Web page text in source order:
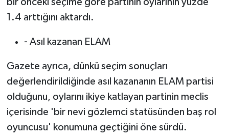
1.4 arttığını aktardı.
- Asıl kazanan ELAM
Gazete ayrıca, dünkü seçim sonuçları
değerlendirildiğinde asıl kazananın ELAM partisi
olduğunu, oylarını ikiye katlayan partinin meclis
içerisinde 'bir nevi gözlemci statüsünden baş rol
oyuncusu' konumuna geçtiğini öne sürdü.